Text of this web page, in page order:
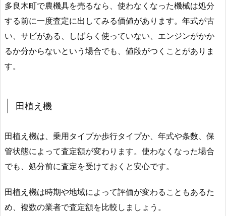
多良木町で農機具を売るなら、使わなくなった機械は処分
する前に一度査定に出してみる価値があります。年式が古
い、サビがある、しばらく使っていない、エンジンがかか
るか分からないという場合でも、値段がつくことがありま
す。
田植え機
田植え機は、乗用タイプか歩行タイプか、年式や条数、保
管状態によって査定額が変わります。使わなくなった場合
でも、処分前に査定を受けておくと安心です。
田植え機は時期や地域によって評価が変わることもあるた
め、複数の業者で査定額を比較しましょう。